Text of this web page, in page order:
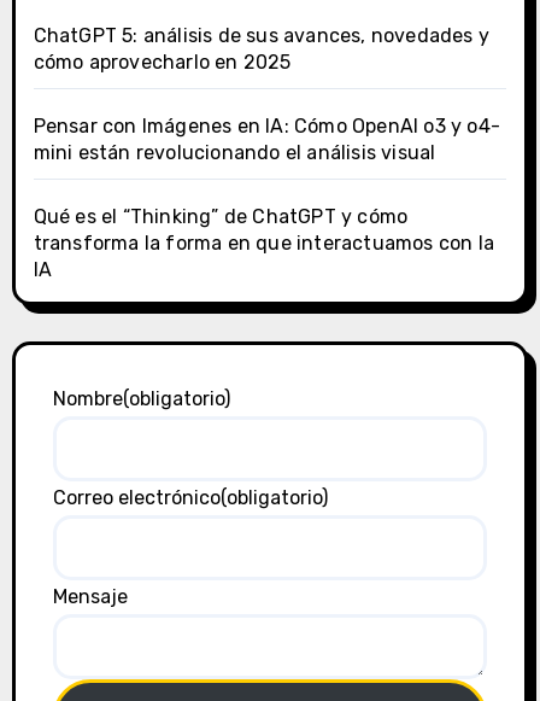
ChatGPT 5: análisis de sus avances, novedades y
cómo aprovecharlo en 2025
Pensar con Imágenes en IA: Cómo OpenAI o3 y o4-
mini están revolucionando el análisis visual
Qué es el “Thinking” de ChatGPT y cómo
transforma la forma en que interactuamos con la
IA
Nombre(obligatorio)
Correo electrónico(obligatorio)
Mensaje